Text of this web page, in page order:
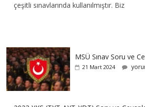
çeşitli sınavlarında kullanılmıştır. Biz
MSÜ Sınav Soru ve
21 Mart 2024